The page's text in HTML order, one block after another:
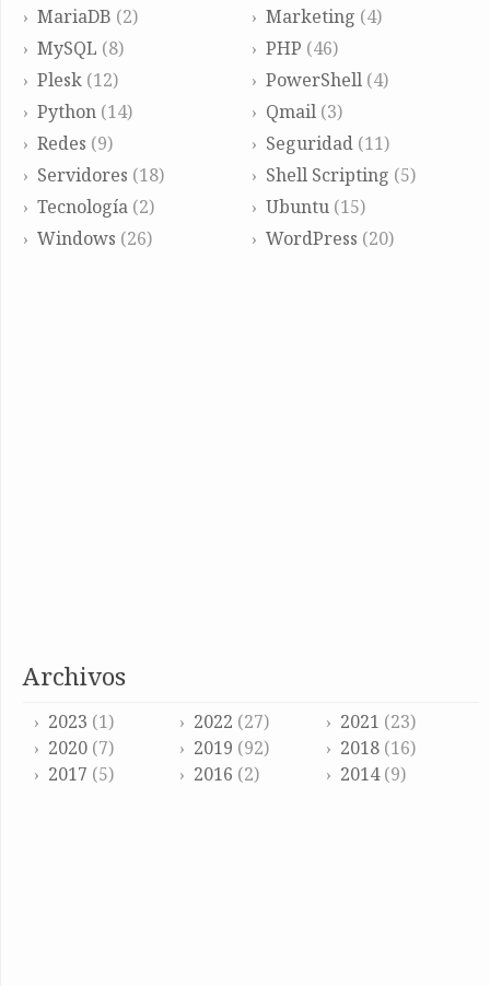
MariaDB (2) Marketing (4)
MySQL (8) PHP (46)
Plesk (12) PowerShell(4)
Python (14) Qmail(3)
Redes (9) Seguridad(11)
Servidores (18) Shell Scripting (5)
Tecnología (2) Ubuntu(15)
Windows (26) WordPress (20)
archivos
2023 (1) 2022 (27) 2021 (23)
2020 (7) 2019 (92) 2018(16)
2017 (5) 2016 (2) 2014(9)